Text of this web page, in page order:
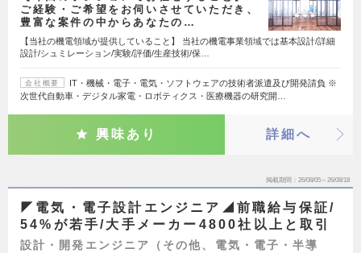
ご経験・ご希望をお伺いさせていただき、
豊富な案件の中からあなたの…
【当社の機電領域が提供していること】 当社の機電事業領域では基本設計/詳細
設計/シュミレーション/実験/評価/生産技術/保…
会社概要
IT・機械・電子・電気・ソフトウェアの技術者派遣及び開発請負 ※
次世代自動車・デジタル家電・ロボティクス・医療機器の研究開…
興味あり 詳細へ
掲載期間 26/08/05～26/08/18
◤電気・電子設計エンジニア◢前職給与保証/
54%が若手/大手メーカー4800社以上と取引
設計・開発エンジニア（その他、電気・電子・半導